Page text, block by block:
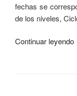
fechas se
de los niveles,
Continuar leyendo